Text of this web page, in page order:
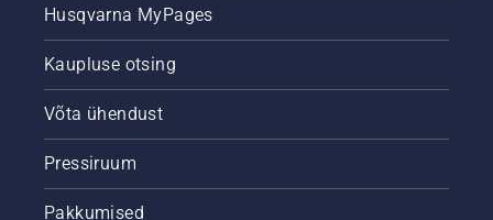
Husqvarna MyPages
Kaupluse otsing
Võta ühendust
Pressiruum
Pakkumised